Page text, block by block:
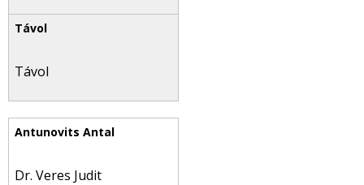
Távol
Dr. Veres Judit